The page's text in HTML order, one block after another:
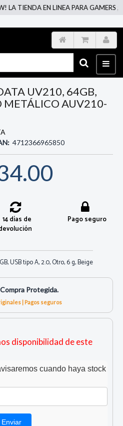
TIENDA EN LINEA PARA GAMERS ;)
UV210, 64GB,
METÁLICO AUV210-
4712366965850
14 días de
Pago seguro
USB tipo A, 2.0, Otro, 6 g, Beige
Protegida.
| Pagos seguros
disponibilidad de este
cuando haya stock